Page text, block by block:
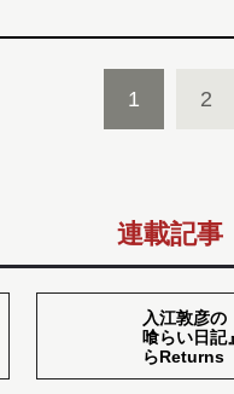
1 2
連載記事
入江敦彦の
喰らい日記
らReturns